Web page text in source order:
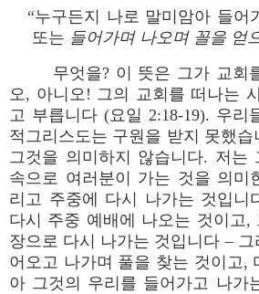
“누구든지 나로 말미암아 들어
또는 들어가며 나오며 꼴을 얻
무엇을? 이 뜻은 그가 교회
오, 아니오! 그의 교회를 떠나는
고 부릅니다 (요일 2:18-19). 우리
적그리스도는 구원을 받지 못했
그것을 의미하지 않습니다. 저는
속으로 여러분이 가는 것을 의미
리고 주중에 다시 나가는 것입니
다시 주중 예배에 나오는 것이고,
장으로 다시 나가는 것입니다 –
어오고 나가며 풀을 찾는 것이고,
아 그것의 우리를 들어가고 나가